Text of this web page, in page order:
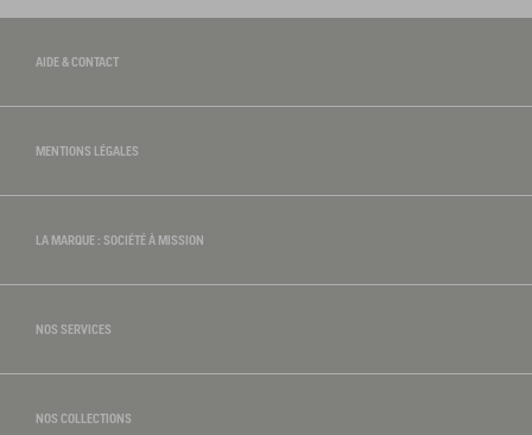
AIDE & CONTACT
MENTIONS LÉGALES
LA MARQUE : SOCIÉTÉ À MISSION
NOS SERVICES
NOS COLLECTIONS